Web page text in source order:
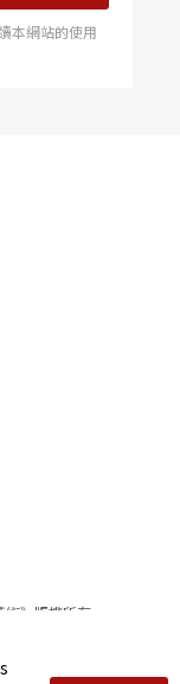
本網站的使用
術》版權所有
Reserved